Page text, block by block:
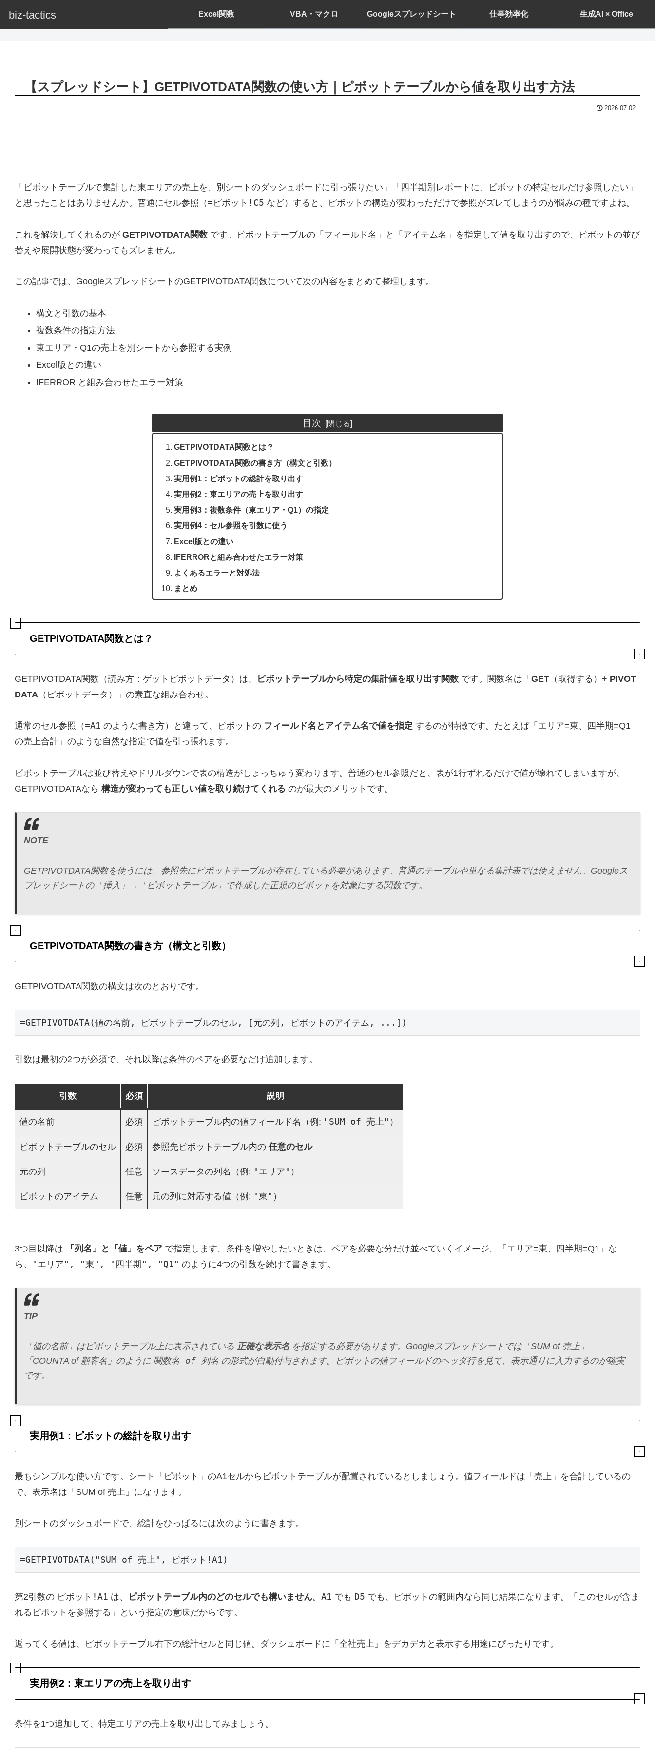
biz-tactics Excel関数 VBA・マクロ Googleスプレッドシート 仕事効率化 生成AI × Office
【スプレッドシート】GETPIVOTDATA関数の使い方｜ピボットテーブルから値を取り出す方法
2026.07.02
「ピボットテーブルで集計した東エリアの売上を、別シートのダッシュボードに引っ張りたい」「四半期別レポートに、ピボットの特定セルだけ参照したい」
と思ったことはありませんか。普通にセル参照（=ピボット!C5 など）すると、ピボットの構造が変わっただけで参照がズレてしまうのが悩みの種ですよね。
これを解決してくれるのが GETPIVOTDATA関数 です。ピボットテーブルの「フィールド名」と「アイテム名」を指定して値を取り出すので、ピボットの並び
替えや展開状態が変わってもズレません。
この記事では、GoogleスプレッドシートのGETPIVOTDATA関数について次の内容をまとめて整理します。
構文と引数の基本
複数条件の指定方法
東エリア・Q1の売上を別シートから参照する実例
Excel版との違い
IFERROR と組み合わせたエラー対策
目次
GETPIVOTDATA関数とは？
GETPIVOTDATA関数の書き方（構文と引数）
実用例1：ピボットの総計を取り出す
実用例2：東エリアの売上を取り出す
実用例3：複数条件（東エリア・Q1）の指定
実用例4：セル参照を引数に使う
Excel版との違い
IFERRORと組み合わせたエラー対策
よくあるエラーと対処法
まとめ
GETPIVOTDATA関数とは？
GETPIVOTDATA関数（読み方：ゲットピボットデータ）は、 ピボットテーブルから特定の集計値を取り出す関数 です。関数名は「 GET （取得する）+ PIVOT
DATA （ピボットデータ）」の素直な組み合わせ。
通常のセル参照（=A1 のような書き方）と違って、ピボットの フィールド名とアイテム名で値を指定 するのが特徴です。たとえば「エリア=東、四半期=Q1
の売上合計」のような自然な指定で値を引っ張れます。
ピボットテーブルは並び替えやドリルダウンで表の構造がしょっちゅう変わります。普通のセル参照だと、表が1行ずれるだけで値が壊れてしまいますが、
GETPIVOTDATAなら 構造が変わっても正しい値を取り続けてくれる のが最大のメリットです。
NOTE
GETPIVOTDATA関数を使うには、参照先にピボットテーブルが存在している必要があります。普通のテーブルや単なる集計表では使えません。Googleス
プレッドシートの「挿入」→「ピボットテーブル」で作成した正規のピボットを対象にする関数です。
GETPIVOTDATA関数の書き方（構文と引数）
GETPIVOTDATA関数の構文は次のとおりです。
=GETPIVOTDATA(値の名前, ピボットテーブルのセル, [元の列, ピボットのアイテム, ...])
引数は最初の2つが必須で、それ以降は条件のペアを必要なだけ追加します。
引数 必須 説明
値の名前 必須 ピボットテーブル内の値フィールド名（例: "SUM of 売上" ）
ピボットテーブルのセル 必須 参照先ピボットテーブル内の 任意のセル
元の列 任意 ソースデータの列名（例: "エリア" ）
ピボットのアイテム 任意 元の列に対応する値（例: "東" ）
3つ目以降は 「列名」と「値」をペア で指定します。条件を増やしたいときは、ペアを必要な分だけ並べていくイメージ。「エリア=東、四半期=Q1」な
ら、
"エリア", "東", "四半期", "Q1" のように4つの引数を続けて書きます。
TIP
「値の名前」はピボットテーブル上に表示されている 正確な表示名を指定する必要があります。Googleスプレッドシートでは「SUM of 売上」
「COUNTA of 顧客名」のように 関数名 of 列名 の形式が自動付与されます。ピボットの値フィールドのヘッダ行を見て、表示通りに入力するのが確実
です。
実用例1：ピボットの総計を取り出す
最もシンプルな使い方です。シート「ピボット」のA1セルからピボットテーブルが配置されているとしましょう。値フィールドは「売上」を合計しているの
で、表示名は「SUM of 売上」になります。
別シートのダッシュボードで、総計をひっぱるには次のように書きます。
=GETPIVOTDATA("SUM of 売上", ピボット!A1)
第2引数の ピボット!A1 は、 ピボットテーブル内のどのセルでも構いません。 A1 でも D5 でも、ピボットの範囲内なら同じ結果になります。「このセルが含ま
れるピボットを参照する」という指定の意味だからです。
返ってくる値は、ピボットテーブル右下の総計セルと同じ値。ダッシュボードに「全社売上」をデカデカと表示する用途にぴったりです。
実用例2：東エリアの売上を取り出す
条件を1つ追加して、特定エリアの売上を取り出してみましょう。